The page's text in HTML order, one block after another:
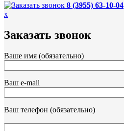
8 (3955) 63-10-04
x
Заказать звонок
Ваше имя (обязательно)
Ваш e-mail
Ваш телефон (обязательно)